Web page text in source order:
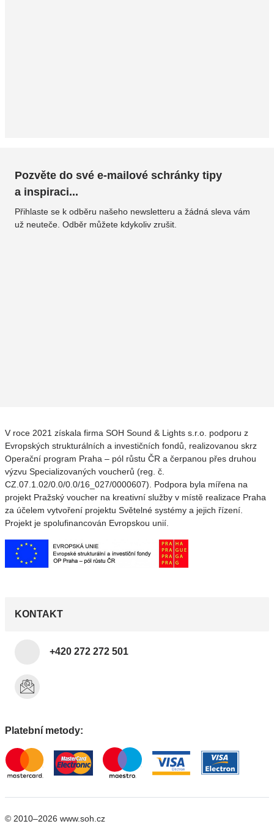
Pozvěte do své e-mailové schránky tipy
a inspiraci...
Přihlaste se k odběru našeho newsletteru a žádná sleva vám
už neuteče. Odběr můžete kdykoliv zrušit.
V roce 2021 získala firma SOH Sound & Lights s.r.o. podporu z
Evropských strukturálních a investičních fondů, realizovanou skrz
Operační program Praha – pól růstu ČR a čerpanou přes druhou
výzvu Specializovaných voucherů (reg. č.
CZ.07.1.02/0.0/0.0/16_027/0000607). Podpora byla mířena na
projekt Pražský voucher na kreativní služby v místě realizace Praha
za účelem vytvoření projektu Světelné systémy a jejich řízení.
Projekt je spolufinancován Evropskou unií.
KONTAKT
+420 272 272 501
Platební metody:
© 2010–2026 www.soh.cz